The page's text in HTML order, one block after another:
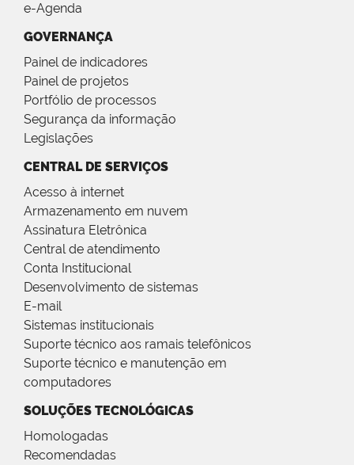
e-Agenda
GOVERNANÇA
Painel de indicadores
Painel de projetos
Portfólio de processos
Segurança da informação
Legislações
CENTRAL DE SERVIÇOS
Acesso à internet
Armazenamento em nuvem
Assinatura Eletrônica
Central de atendimento
Conta Institucional
Desenvolvimento de sistemas
E-mail
Sistemas institucionais
Suporte técnico aos ramais telefônicos
Suporte técnico e manutenção em
computadores
SOLUÇÕES TECNOLÓGICAS
Homologadas
Recomendadas